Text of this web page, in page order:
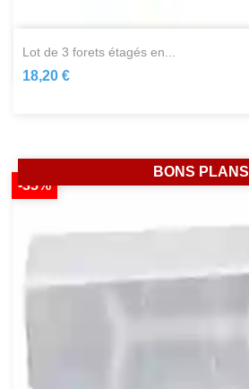
lot de 3 forets étagés en...
18,20 €
-35%
BONS PLANS